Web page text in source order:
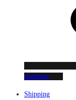
souhaits
Shipping